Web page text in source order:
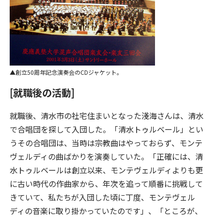
創立50周年記念演奏会のCDジャケット。
[就職後の活動]
就職後、清水市の社宅住まいとなった淺海さんは、清水
で合唱団を探して入団した。「清水トゥルベール」とい
うその合唱団は、当時は宗教曲はやっておらず、モンテ
ヴェルディの曲ばかりを演奏していた。「正確には、清
水トゥルベールは創立以来、モンテヴェルディよりも更
に古い時代の作曲家から、年次を追って順番に挑戦して
きていて、私たちが入団した頃に丁度、モンテヴェル
ディの音楽に取り掛かっていたのです」、「ところが、